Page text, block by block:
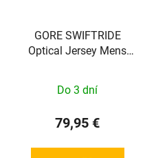
GORE SWIFTRIDE
Optical Jersey Mens
Do 3 dní
79,95 €